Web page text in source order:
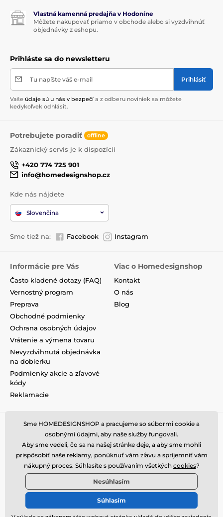
Vlastná kamenná predajňa v Hodoníne
Môžete nakupovať priamo v obchode alebo si vyzdvihnúť
objednávky z eshopu.
Prihláste sa do newsletteru
Tu napíšte váš e-mail Prihlásiť
Vaše údaje sú u nás v bezpečí a z odberu noviniek sa môžete
kedykoľvek odhlásiť.
Potrebujete poradiť offline
Zákaznický servis je k dispozícii
+420 774 725 901
info@homedesignshop.cz
Kde nás nájdete
Slovenčina
Sme tiež na: Facebook Instagram
Informácie pre Vás
Často kladené dotazy (FAQ)
Vernostný program
Preprava
Obchodné podmienky
Ochrana osobných údajov
Vrátenie a výmena tovaru
Nevyzdvihnutá objednávka
na dobierku
Podmienky akcie a zľavové
kódy
Reklamacie
Viac o Homedesignshop
Kontakt
O nás
Blog
Sme HOMEDESIGNSHOP a pracujeme so súbormi cookie a
osobnými údajmi, aby naše služby fungovali.
Aby sme vedeli, čo sa na našej stránke deje, a aby sme mohli
prispôsobiť naše reklamy, ponúknuť vám zľavu a spríjemniť vám
nákupný proces. Súhlasíte s používaním všetkých cookies?
Nesúhlasím
Súhlasím